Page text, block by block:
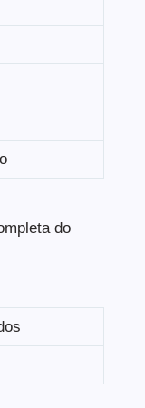
do